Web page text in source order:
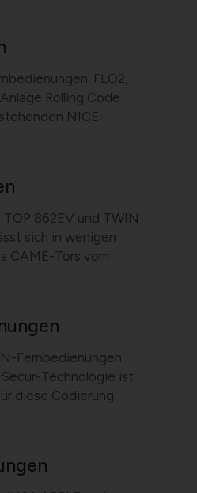
FLO2,
Rolling Code
NICE-
862EV und TWIN
sich in wenigen
CAME-Tors vom
Fernbedienungen
Technologie ist
diese Codierung